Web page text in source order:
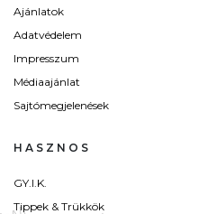
Ajánlatok
Adatvédelem
Impresszum
Médiaajánlat
Sajtómegjelenések
HASZNOS
GY.I.K.
Tippek & Trükkök